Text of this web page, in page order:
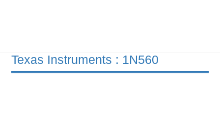
Texas Instruments : 1N560